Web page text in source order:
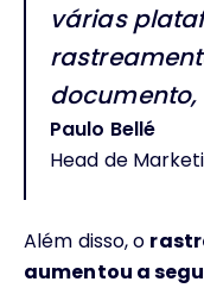
várias
Paulo Bellé
Head de
Além disso, o
aumentou a